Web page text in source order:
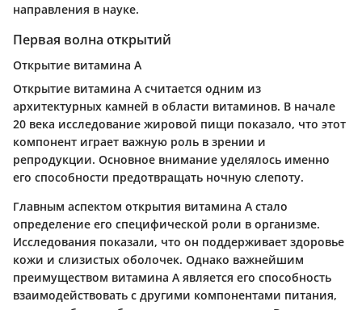
направления в науке.
Первая волна открытий
Открытие витамина А
Открытие витамина А считается одним из
архитектурных камней в области витаминов. В начале
20 века исследование жировой пищи показало, что этот
компонент играет важную роль в зрении и
репродукции. Основное внимание уделялось именно
его способности предотвращать ночную слепоту.
Главным аспектом открытия витамина А стало
определение его специфической роли в организме.
Исследования показали, что он поддерживает здоровье
кожи и слизистых оболочек. Однако важнейшим
преимуществом витамина А является его способность
взаимодействовать с другими компонентами питания,